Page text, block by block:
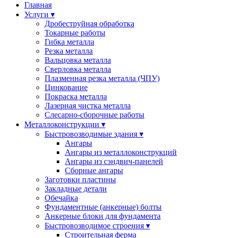
Главная
Услуги ▾
Дробеструйная обработка
Токарные работы
Гибка металла
Резка металла
Вальцовка металла
Сверловка металла
Плазменная резка металла (ЧПУ)
Цинкование
Покраска металла
Лазерная чистка металла
Слесарно-сборочные работы
Металлоконструкции ▾
Быстровозводимые здания ▾
Ангары
Ангары из металлоконструкций
Ангары из сэндвич-панелей
Сборные ангары
Заготовки пластины
Закладные детали
Обечайка
Фундаментные (анкерные) болты
Анкерные блоки для фундамента
Быстровозводимое строения ▾
Строительная ферма